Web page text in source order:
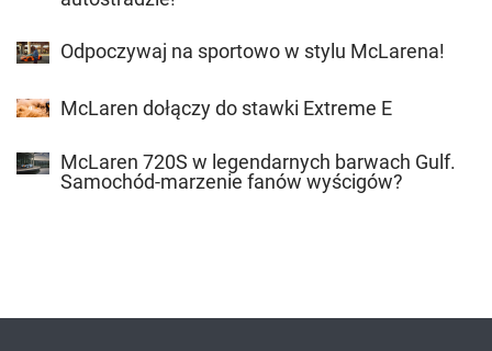
Odpoczywaj na sportowo w stylu McLarena!
McLaren dołączy do stawki Extreme E
McLaren 720S w legendarnych barwach Gulf.
Samochód-marzenie fanów wyścigów?